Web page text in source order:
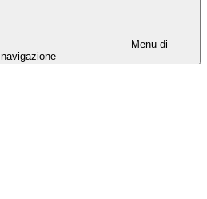
Menu di
navigazione